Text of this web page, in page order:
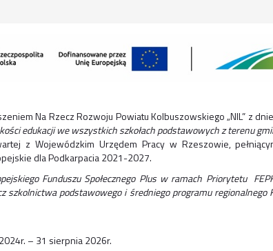
Na Rzecz Rozwoju Powiatu Kolbuszowskiego „NIL” z
edukacji we wszystkich szkołach podstawowych z terenu
z Wojewódzkim Urzędem Pracy w Rzeszowie,
dla Podkarpacia 2021-2027.
Funduszu Społecznego Plus w ramach Priorytetu
szkolnictwa podstawowego i średniego programu regionalnego
– 31 sierpnia 2026r.